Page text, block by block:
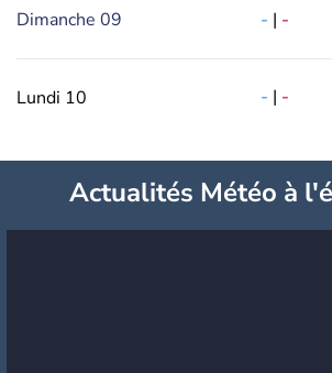
Dimanche 09 - | -
Lundi 10 - | -
Actualités Météo à